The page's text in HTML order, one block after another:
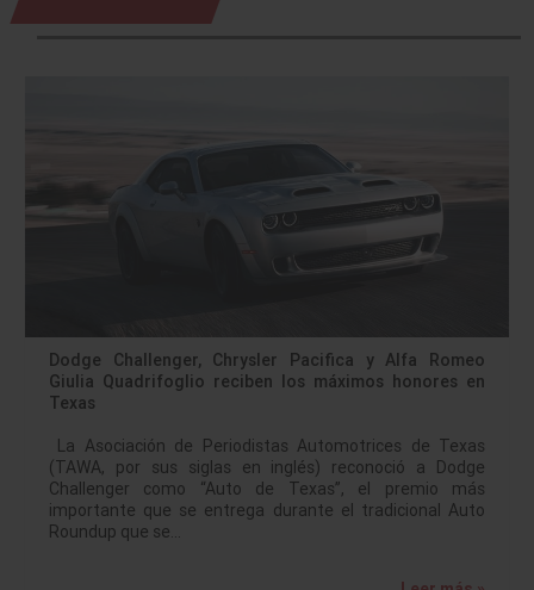
Dodge Challenger, Chrysler Pacifica y Alfa Romeo
Giulia Quadrifoglio reciben los máximos honores en
Texas
La Asociación de Periodistas Automotrices de Texas
(TAWA, por sus siglas en inglés) reconoció a Dodge
Challenger como “Auto de Texas”, el premio más
importante que se entrega durante el tradicional Auto
Roundup que se…